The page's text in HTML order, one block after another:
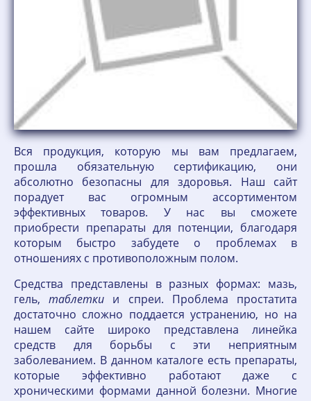
Вся продукция, которую мы вам предлагаем,
прошла обязательную сертификацию, они
абсолютно безопасны для здоровья. Наш сайт
порадует вас огромным ассортиментом
эффективных товаров. У нас вы сможете
приобрести препараты для потенции, благодаря
которым быстро забудете о проблемах в
отношениях с противоположным полом.
Средства представлены в разных формах: мазь,
гель,таблетки и спреи. Проблема простатита
достаточно сложно поддается устранению, но на
нашем сайте широко представлена линейка
средств для борьбы с эти неприятным
заболеванием. В данном каталоге есть препараты,
которые эффективно работают даже с
хроническими формами данной болезни. Многие